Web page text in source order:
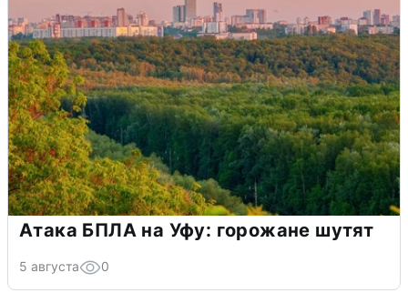
Атака БПЛА на Уфу: горожане шутят
5 августа 0